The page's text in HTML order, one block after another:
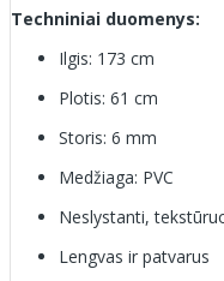
Techniniai duomenys:
Ilgis: 173 cm
Plotis: 61 cm
Storis: 6 mm
Medžiaga: PVC
Neslystanti,
Lengvas ir patvarus